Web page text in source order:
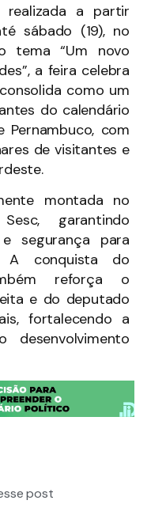
realizada a partir
sábado (19), no
tema “Um novo
a feira celebra
como um
do calendário
com
de visitantes e
montada no
garantindo
segurança para
A conquista do
reforça o
e do deputado
fortalecendo a
post